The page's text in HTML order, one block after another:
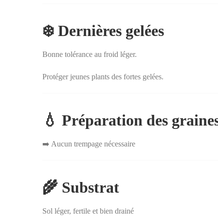
❄️ Dernières gelées
Bonne tolérance au froid léger.
Protéger jeunes plants des fortes gelées.
💧 Préparation des
➡️ Aucun trempage nécessaire
🌾 Substrat
Sol léger, fertile et bien drainé